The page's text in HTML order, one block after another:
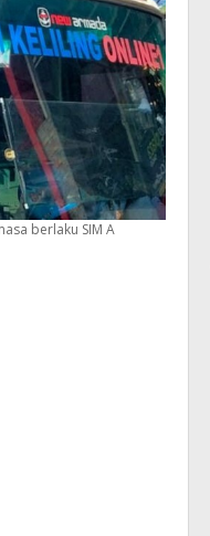
berlaku SIM A